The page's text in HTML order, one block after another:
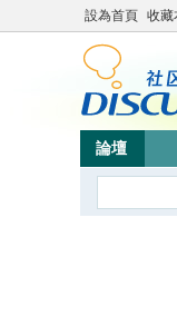
設為首頁 收藏
論壇